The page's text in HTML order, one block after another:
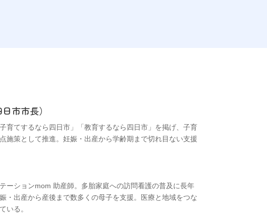
市市長）
育てするなら四日市」「教育するなら四日市」を掲げ、子育
施策として推進。妊娠・出産から学齢期まで切れ目ない支援
ーションmom 助産師。多胎家庭への訪問看護の普及に長年
・出産から産後まで数多くの母子を支援。医療と地域をつな
いる。